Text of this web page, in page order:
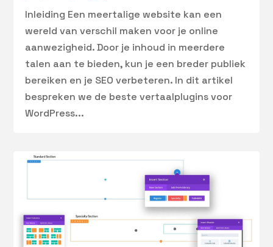
Inleiding Een meertalige website kan een
wereld van verschil maken voor je online
aanwezigheid. Door je inhoud in meerdere
talen aan te bieden, kun je een breder publiek
bereiken en je SEO verbeteren. In dit artikel
bespreken we de beste vertaalplugins voor
WordPress...